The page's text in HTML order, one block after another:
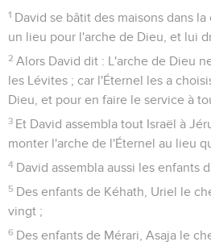
1 David se bâtit des maisons dans
un lieu pour l'arche de Dieu, et lui
2 Alors David dit : L'arche de Dieu
les Lévites ; car l'Éternel les a
Dieu, et pour en faire le service à
3 Et David assembla tout Israël à
monter l'arche de l'Éternel au lieu
4 David assembla aussi les enfants
5 Des enfants de Kéhath, Uriel le
vingt ;
6 Des enfants de Mérari, Asaja le